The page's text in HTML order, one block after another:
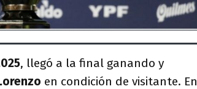
, llegó a la final ganando y
en condición de visitante. En